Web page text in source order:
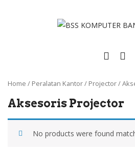
Home / Peralatan Kantor/ Projector/
Aksesoris Projector
No products were found